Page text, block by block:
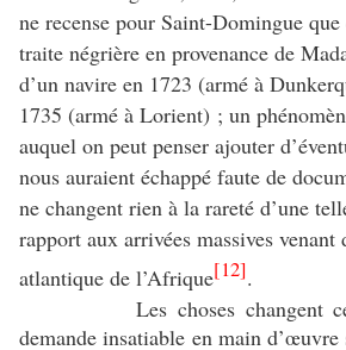
ne recense pour Saint-Domingue que
traite négrière en provenance de
d’un navire en 1723 (armé à
1735 (armé à Lorient) ; un
auquel on peut penser ajouter
nous auraient échappé faute de
ne changent rien à la rareté d’une
rapport aux arrivées massives venant
atlantique de l’Afrique[12].
Les choses changent
demande insatiable en main